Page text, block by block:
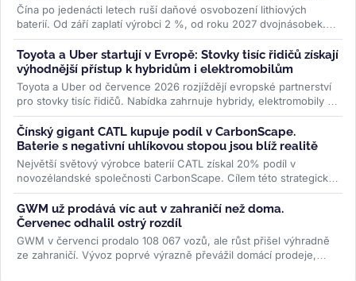
Čína po jedenácti letech ruší daňové osvobození lithiových
baterií. Od září zaplatí výrobci 2 %, od roku 2027 dvojnásobek.
Sodíkové...>>
Toyota a Uber startují v Evropě: Stovky tisíc řidičů získají
výhodnější přístup k hybridům i elektromobilům
Toyota a Uber od července 2026 rozjíždějí evropské partnerství
pro stovky tisíc řidičů. Nabídka zahrnuje hybridy, elektromobily i
ojetiny...>>
Čínský gigant CATL kupuje podíl v CarbonScape.
Baterie s negativní uhlíkovou stopou jsou blíž realitě
Největší světový výrobce baterií CATL získal 20% podíl v
novozélandské společnosti CarbonScape. Cílem této strategické
investice je...>>
GWM už prodává víc aut v zahraničí než doma.
Červenec odhalil ostrý rozdíl
GWM v červenci prodalo 108 067 vozů, ale růst přišel výhradně
ze zahraničí. Vývoz poprvé výrazně převážil domácí prodeje,